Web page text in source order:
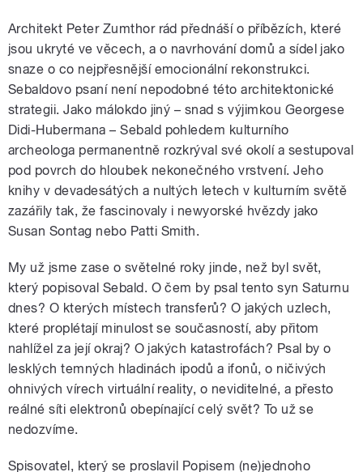
Architekt Peter Zumthor rád přednáší o příbězích, které
jsou ukryté ve věcech, a o navrhování domů a sídel jako
snaze o co nejpřesnější emocionální rekonstrukci.
Sebaldovo psaní není nepodobné této architektonické
strategii. Jako málokdo jiný – snad s výjimkou Georgese
Didi-Hubermana – Sebald pohledem kulturního
archeologa permanentně rozkrýval své okolí a sestupoval
pod povrch do hloubek nekonečného vrstvení. Jeho
knihy v devadesátých a nultých letech v kulturním světě
zazářily tak, že fascinovaly i newyorské hvězdy jako
Susan Sontag nebo Patti Smith.
My už jsme zase o světelné roky jinde, než byl svět,
který popisoval Sebald. O čem by psal tento syn Saturnu
dnes? O kterých místech transferů? O jakých uzlech,
které proplétají minulost se současností, aby přitom
nahlížel za její okraj? O jakých katastrofách? Psal by o
lesklých temných hladinách ipodů a ifonů, o ničivých
ohnivých vírech virtuální reality, o neviditelné, a přesto
reálné síti elektronů obepínající celý svět? To už se
nedozvíme.
Spisovatel, který se proslavil Popisem (ne)jednoho